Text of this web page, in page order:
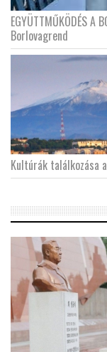
EGYÜTTMŰKÖDÉS A
Borlovagrend
Kultúrák találkozása